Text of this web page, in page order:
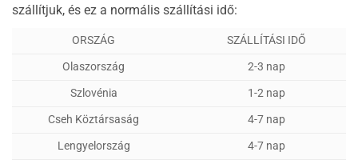
szállítjuk, és ez a normális szállítási idő:
ORSZÁG
SZÁLLÍTÁSI IDŐ
Olaszország
2-3 nap
Szlovénia
1-2 nap
Cseh Köztársaság
4-7 nap
Lengyelország
4-7 nap